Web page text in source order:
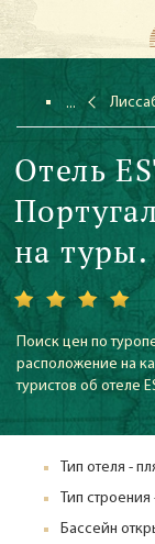
Отель
на туры.
Поиск цен по
расположение на
туристов об отеле
Тип отеля -
Тип
Бассейн